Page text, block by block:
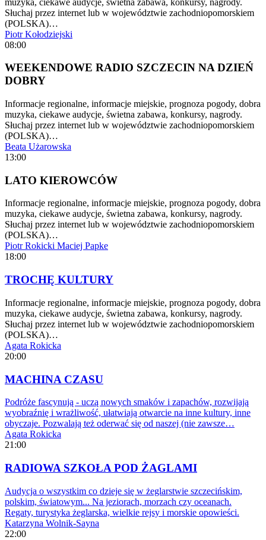
Słuchaj przez internet lub w województwie zachodniopomorskiem
(POLSKA)…
Piotr Kołodziejski
08:00
WEEKENDOWE RADIO SZCZECIN NA DZIEŃ
DOBRY
Informacje regionalne, informacje miejskie, prognoza pogody, dobra
muzyka, ciekawe audycje, świetna zabawa, konkursy, nagrody.
Słuchaj przez internet lub w województwie zachodniopomorskiem
(POLSKA)…
Beata Użarowska
13:00
LATO KIEROWCÓW
Informacje regionalne, informacje miejskie, prognoza pogody, dobra
muzyka, ciekawe audycje, świetna zabawa, konkursy, nagrody.
Słuchaj przez internet lub w województwie zachodniopomorskiem
(POLSKA)…
Piotr Rokicki Maciej Papke
18:00
TROCHĘ KULTURY
Informacje regionalne, informacje miejskie, prognoza pogody, dobra
muzyka, ciekawe audycje, świetna zabawa, konkursy, nagrody.
Słuchaj przez internet lub w województwie zachodniopomorskiem
(POLSKA)…
Agata Rokicka
20:00
MACHINA CZASU
Podróże fascynują - uczą nowych smaków i zapachów, rozwijają
wyobraźnię i wrażliwość, ułatwiają otwarcie na inne kultury, inne
obyczaje. Pozwalają też oderwać się od naszej (nie zawsze…
Agata Rokicka
21:00
RADIOWA SZKOŁA POD ŻAGLAMI
Audycja o wszystkim co dzieje się w żeglarstwie szczecińskim,
polskim, światowym... Na jeziorach, morzach czy oceanach.
Regaty, turystyka żeglarska, wielkie rejsy i morskie opowieści.
Katarzyna Wolnik-Sayna
22:00